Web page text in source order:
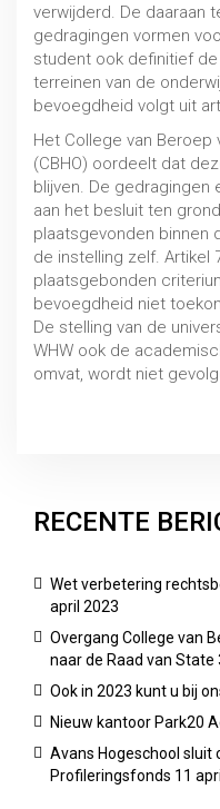
verwijderd. De daaraan
gedragingen vormen
student ook definitief
terreinen van de
bevoegdheid volgt uit
Het College van Beroep
(CBHO) oordeelt dat
blijven. De gedragingen
aan het besluit ten
plaatsgevonden binnen
de instelling zelf. Artikel
plaatsgebonden
bevoegdheid niet
De stelling van de
WHW ook de
omvat, wordt niet
RECENTE
Wet verbetering
april 2023
Overgang College van
naar de Raad van State
Ook in 2023 kunt u bij
Nieuw kantoor Park20
Avans Hogeschool sluit
Profileringsfonds 11